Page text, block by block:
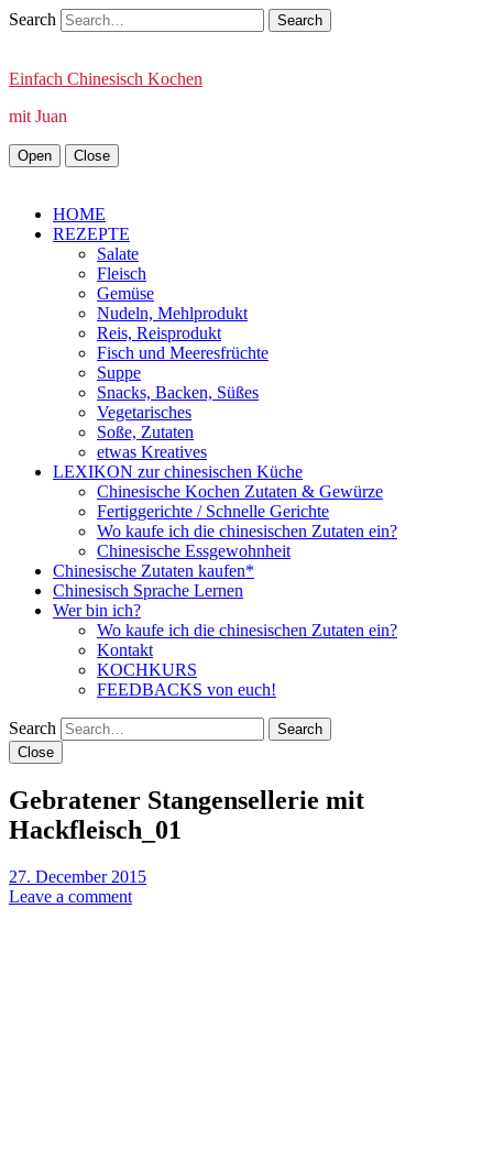
Search
Einfach Chinesisch Kochen
mit Juan
Open Close
HOME
REZEPTE
Salate
Fleisch
Gemüse
Nudeln, Mehlprodukt
Reis, Reisprodukt
Fisch und Meeresfrüchte
Suppe
Snacks, Backen, Süßes
Vegetarisches
Soße, Zutaten
etwas Kreatives
LEXIKON zur chinesischen Küche
Chinesische Kochen Zutaten & Gewürze
Fertiggerichte / Schnelle Gerichte
Wo kaufe ich die chinesischen Zutaten ein?
Chinesische Essgewohnheit
Chinesische Zutaten kaufen*
Chinesisch Sprache Lernen
Wer bin ich?
Wo kaufe ich die chinesischen Zutaten ein?
Kontakt
KOCHKURS
FEEDBACKS von euch!
Search
Close
Gebratener Stangensellerie mit
Hackfleisch_01
27. December 2015
Leave a comment